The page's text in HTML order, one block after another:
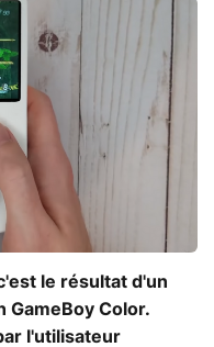
le résultat d'un
GameBoy Color.
l'utilisateur